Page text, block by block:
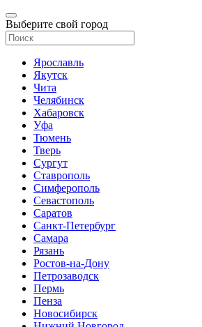
Выберите свой город
Ярославль
Якутск
Чита
Челябинск
Хабаровск
Уфа
Тюмень
Тверь
Сургут
Ставрополь
Симферополь
Севастополь
Саратов
Санкт-Петербург
Самара
Рязань
Ростов-на-Дону
Петрозаводск
Пермь
Пенза
Новосибирск